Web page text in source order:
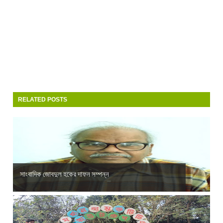
RELATED POSTS
সাংবাদিক জোবদুল হকের দাফন সম্পন্ন